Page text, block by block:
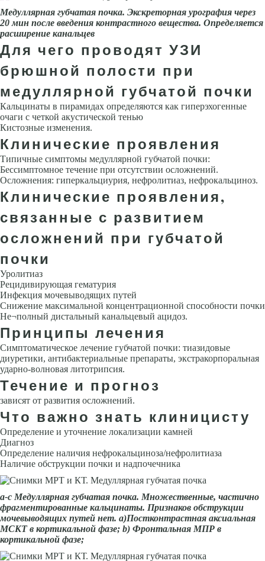
Медуллярная губчатая почка. Экскреторная урография через
20 мин после введения контрастного вещества. Определяется
расширение канальцев
Для чего проводят УЗИ
брюшной полости при
медуллярной губчатой почки
Кальцинаты в пирамидах определяются как гиперэхогенные
очаги с четкой акустической тенью
Кистозные изменения.
Клинические проявления
Типичные симптомы медуллярной губчатой почки:
Бессимптомное течение при отсутствии осложнений.
Осложнения: гиперкальциурия, нефролитиаз, нефрокальциноз.
Клинические проявления,
связанные с развитием
осложнений при губчатой
почки
Уролитиаз
Рецидивирующая гематурия
Инфекция мочевыводящих путей
Снижение максимальной концентрационной способности почки
Не¬полный дистальный канальцевый ацидоз.
Принципы лечения
Симптоматическое лечение губчатой почки: тиазидовые
диуретики, антибактериальные препараты, экстракорпоральная
ударно-волновая литотрипсия.
Течение и прогноз
зависят от развития осложнений.
Что важно знать клиницисту
Определение и уточнение локализации камней
Диагноз
Определение наличия нефрокальциноза/нефролитиаза
Наличие обструкции почки и надпочечника
а-с Медуллярная губчатая почка. Множественные, частично
фрагментированные кальцинаты. Признаков обструкции
мочевыводящих путей нет. a)Постконтрастная аксиальная
МСКТ в кортикальной фазе; b) Фронтальная МПР в
кортикальной фазе;